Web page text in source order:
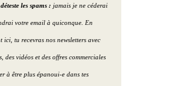
5 : L’ hôtel de
6 : La maison de
L’abondance ( Podcast )
5 objets décoratifs pour
activer les zones de vie (
les spams : jamais je ne céderai
votre email à quiconque. En
ici, tu recevras nos newsletters avec
des vidéos et des offres commerciales
à être plus épanoui-e dans tes